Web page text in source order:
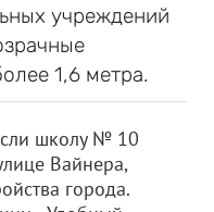
учреждений
1,6 метра.
школу № 10
Вайнера,
города.